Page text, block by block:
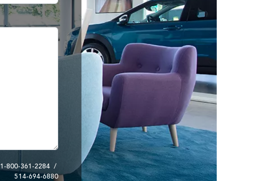
1-800-361-2284 /
514-694-6880